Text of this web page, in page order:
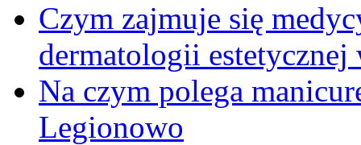
Czym zajmuje się
dermatologii estetycznej
Na czym polega
Legionowo